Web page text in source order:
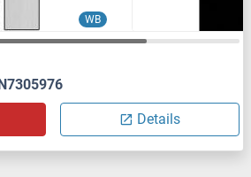
WB
Details